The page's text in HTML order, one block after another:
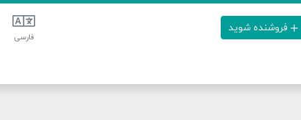
فروشنده شوید
فارسی